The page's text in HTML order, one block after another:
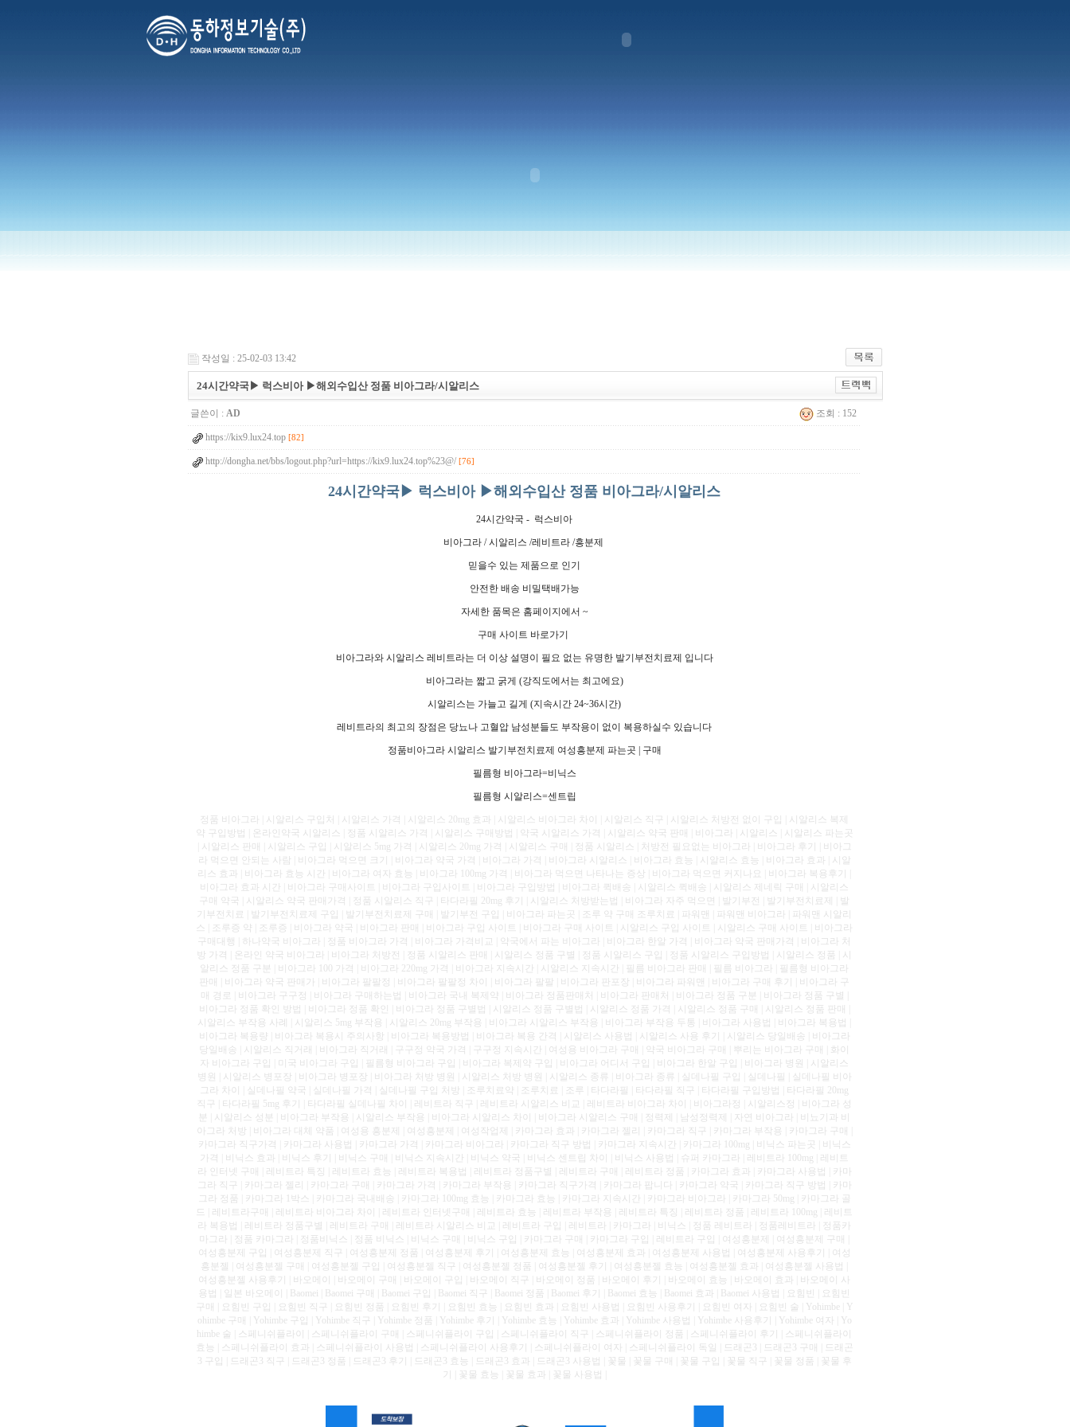
작성일 : 25-02-03 13:42
24시간약국▶ 럭스비아 ▶해외수입산 정품 비아그라/시알리스
글쓴이 : AD 조회 : 152
https://kix9.lux24.top [82]
http://dongha.net/bbs/logout.php?url=https://kix9.lux24.top%23@/ [76]
24시간약국▶ 럭스비아 ▶해외수입산 정품 비아그라/시알리스
24시간약국 - 럭스비아
비아그라 / 시알리스 /레비트라 /흥분제
믿을수 있는 제품으로 인기
안전한 배송 비밀택배가능
자세한 품목은 홈페이지에서 ~
구매 사이트 바로가기
비아그라와 시알리스 레비트라는 더 이상 설명이 필요 없는 유명한 발기부전치료제 입니다
비아그라는 짧고 굵게 (강직도에서는 최고에요)
시알리스는 가늘고 길게 (지속시간 24~36시간)
레비트라의 최고의 장점은 당뇨나 고혈압 남성분들도 부작용이 없이 복용하실수 있습니다
정품비아그라 시알리스 발기부전치료제 여성흥분제 파는곳 | 구매
필름형 비아그라=비닉스
필름형 시알리스=센트립
정품 비아그라 | 시알리스 구입처 | 시알리스 가격 | 시알리스 20mg 효과 | 시알리스 비아그라 차이 | 시알리스 직구 | 시알리스 처방전 없이 구입 | 시알리스 복제
약 구입방법 | 온라인약국 시알리스 | 정품 시알리스 가격 | 시알리스 구매방법 | 약국 시알리스 가격 | 시알리스 약국 판매 | 비아그라 | 시알리스 | 시알리스 파는곳
| 시알리스 판매 | 시알리스 구입 | 시알리스 5mg 가격 | 시알리스 20mg 가격 | 시알리스 구매 | 정품 시알리스 | 처방전 필요없는 비아그라 | 비아그라 후기 | 비아그
라 먹으면 안되는 사람 | 비아그라 먹으면 크기 | 비아그라 약국 가격 | 비아그라 가격 | 비아그라 시알리스 | 비아그라 효능 | 시알리스 효능 | 비아그라 효과 | 시알
리스 효과 | 비아그라 효능 시간 | 비아그라 여자 효능 | 비아그라 100mg 가격 | 비아그라 먹으면 나타나는 증상 | 비아그라 먹으면 커지나요 | 비아그라 복용후기 |
비아그라 효과 시간 | 비아그라 구매사이트 | 비아그라 구입사이트 | 비아그라 구입방법 | 비아그라 퀵배송 | 시알리스 퀵배송 | 시알리스 제네릭 구매 | 시알리스
구매 약국 | 시알리스 약국 판매가격 | 정품 시알리스 직구 | 타다라필 20mg 후기 | 시알리스 처방받는법 | 비아그라 자주 먹으면 | 발기부전 | 발기부전치료제 | 발
기부전치료 | 발기부전치료제 구입 | 발기부전치료제 구매 | 발기부전 구입 | 비아그라 파는곳 | 조루 약 구매 조루치료 | 파워맨 | 파워맨 비아그라 | 파워맨 시알리
스 | 조루증 약 | 조루증 | 비아그라 약국 | 비아그라 판매 | 비아그라 구입 사이트 | 비아그라 구매 사이트 | 시알리스 구입 사이트 | 시알리스 구매 사이트 | 비아그라
구매대행 | 하나약국 비아그라 | 정품 비아그라 가격 | 비아그라 가격비교 | 약국에서 파는 비아그라 | 비아그라 한알 가격 | 비아그라 약국 판매가격 | 비아그라 처
방 가격 | 온라인 약국 비아그라 | 비아그라 처방전 | 정품 시알리스 판매 | 시알리스 정품 구별 | 정품 시알리스 구입 | 정품 시알리스 구입방법 | 시알리스 정품 | 시
알리스 정품 구분 | 비아그라 100 가격 | 비아그라 220mg 가격 | 비아그라 지속시간 | 시알리스 지속시간 | 필름 비아그라 판매 | 필름 비아그라 | 필름형 비아그라
판매 | 비아그라 약국 판매가 | 비아그라 팔팔정 | 비아그라 팔팔정 차이 | 비아그라 팔팔 | 비아그라 판포장 | 비아그라 파워맨 | 비아그라 구매 후기 | 비아그라 구
매 경로 | 비아그라 구구정 | 비아그라 구매하는법 | 비아그라 국내 복제약 | 비아그라 정품판매처 | 비아그라 판매처 | 비아그라 정품 구분 | 비아그라 정품 구별 |
비아그라 정품 확인 방법 | 비아그라 정품 확인 | 비아그라 정품 구별법 | 시알리스 정품 구별법 | 시알리스 정품 가격 | 시알리스 정품 구매 | 시알리스 정품 판매 |
시알리스 부작용 사례 | 시알리스 5mg 부작용 | 시알리스 20mg 부작용 | 비아그라 시알리스 부작용 | 비아그라 부작용 두통 | 비아그라 사용법 | 비아그라 복용법 |
비아그라 복용량 | 비아그라 복용시 주의사항 | 비아그라 복용방법 | 비아그라 복용 간격 | 시알리스 사용법 | 시알리스 사용 후기 | 시알리스 당일배송 | 비아그라
당일배송 | 시알리스 직거래 | 비아그라 직거래 | 구구정 약국 가격 | 구구정 지속시간 | 여성용 비아그라 구매 | 약국 비아그라 구매 | 뿌리는 비아그라 구매 | 화이
자 비아그라 구입 | 미국 비아그라 구입 | 필름형 비아그라 구입 | 비아그라 복제약 구입 | 비아그라 어디서 구입 | 비아그라 한알 구입 | 비아그라 병원 | 시알리스
병원 | 시알리스 병포장 | 비아그라 병포장 | 비아그라 처방 병원 | 시알리스 처방 병원 | 시알리스 종류 | 비아그라 종류 | 실데나필 구입 | 실데나필 | 실데나필 비아
그라 차이 | 실데나필 약국 | 실데나필 가격 | 실데나필 구입 처방 | 조루치료약 | 조루치료 | 조루 | 타다라필 | 타다라필 직구 | 타다라필 구입방법 | 타다라필 20mg
직구 | 타다라필 5mg 후기 | 타다라필 실데나필 차이 | 레비트라 직구 | 레비트라 시알리스 비교 | 레비트라 비아그라 차이 | 비아그라정 | 시알리스정 | 비아그라 성
분 | 시알리스 성분 | 비아그라 부작용 | 시알리스 부작용 | 비아그라 시알리스 차이 | 비아그라 시알리스 구매 | 정력제 | 남성정력제 | 자연 비아그라 | 비뇨기과 비
아그라 처방 | 비아그라 대체 약품 | 여성용 흥분제 | 여성흥분제 | 여성작업제 | 카마그라 효과 | 카마그라 젤리 | 카마그라 직구 | 카마그라 부작용 | 카마그라 구매 |
카마그라 직구가격 | 카마그라 사용법 | 카마그라 가격 | 카마그라 비아그라 | 카마그라 직구 방법 | 카마그라 지속시간 | 카마그라 100mg | 비닉스 파는곳 | 비닉스
가격 | 비닉스 효과 | 비닉스 후기 | 비닉스 구매 | 비닉스 지속시간 | 비닉스 약국 | 비닉스 센트립 차이 | 비닉스 사용법 | 슈퍼 카마그라 | 레비트라 100mg | 레비트
라 인터넷 구매 | 레비트라 특징 | 레비트라 효능 | 레비트라 복용법 | 레비트라 정품구별 | 레비트라 구매 | 레비트라 정품 | 카마그라 효과 | 카마그라 사용법 | 카마
그라 직구 | 카마그라 젤리 | 카마그라 구매 | 카마그라 가격 | 카마그라 부작용 | 카마그라 직구가격 | 카마그라 팝니다 | 카마그라 약국 | 카마그라 직구 방법 | 카마
그라 정품 | 카마그라 1박스 | 카마그라 국내배송 | 카마그라 100mg 효능 | 카마그라 효능 | 카마그라 지속시간 | 카마그라 비아그라 | 카마그라 50mg | 카마그라 골
드 | 레비트라구매 | 레비트라 비아그라 차이 | 레비트라 인터넷구매 | 레비트라 효능 | 레비트라 부작용 | 레비트라 특징 | 레비트라 정품 | 레비트라 100mg | 레비트
라 복용법 | 레비트라 정품구별 | 레비트라 구매 | 레비트라 시알리스 비교 | 레비트라 구입 | 레비트라 | 카마그라 | 비닉스 | 정품 레비트라 | 정품레비트라 | 정품카
마그라 | 정품 카마그라 | 정품비닉스 | 정품 비닉스 | 비닉스 구매 | 비닉스 구입 | 카마그라 구매 | 카마그라 구입 | 레비트라 구입 | 여성흥분제 | 여성흥분제 구매 |
여성흥분제 구입 | 여성흥분제 직구 | 여성흥분제 정품 | 여성흥분제 후기 | 여성흥분제 효능 | 여성흥분제 효과 | 여성흥분제 사용법 | 여성흥분제 사용후기 | 여성
흥분젤 | 여성흥분젤 구매 | 여성흥분젤 구입 | 여성흥분젤 직구 | 여성흥분젤 정품 | 여성흥분젤 후기 | 여성흥분젤 효능 | 여성흥분젤 효과 | 여성흥분젤 사용법 |
여성흥분젤 사용후기 | 바오메이 | 바오메이 구매 | 바오메이 구입 | 바오메이 직구 | 바오메이 정품 | 바오메이 후기 | 바오메이 효능 | 바오메이 효과 | 바오메이 사
용법 | 일본 바오메이 | Baomei | Baomei 구매 | Baomei 구입 | Baomei 직구 | Baomei 정품 | Baomei 후기 | Baomei 효능 | Baomei 효과 | Baomei 사용법 | 요힘빈 | 요힘빈
구매 | 요힘빈 구입 | 요힘빈 직구 | 요힘빈 정품 | 요힘빈 후기 | 요힘빈 효능 | 요힘빈 효과 | 요힘빈 사용법 | 요힘빈 사용후기 | 요힘빈 여자 | 요힘빈 술 | Yohimbe | Y
ohimbe 구매 | Yohimbe 구입 | Yohimbe 직구 | Yohimbe 정품 | Yohimbe 후기 | Yohimbe 효능 | Yohimbe 효과 | Yohimbe 사용법 | Yohimbe 사용후기 | Yohimbe 여자 | Yo
himbe 술 | 스페니쉬플라이 | 스페니쉬플라이 구매 | 스페니쉬플라이 구입 | 스페니쉬플라이 직구 | 스페니쉬플라이 정품 | 스페니쉬플라이 후기 | 스페니쉬플라이
효능 | 스페니쉬플라이 효과 | 스페니쉬플라이 사용법 | 스페니쉬플라이 사용후기 | 스페니쉬플라이 여자 | 스페니쉬플라이 독일 | 드래곤3 | 드래곤3 구매 | 드래곤
3 구입 | 드래곤3 직구 | 드래곤3 정품 | 드래곤3 후기 | 드래곤3 효능 | 드래곤3 효과 | 드래곤3 사용법 | 꽃물 | 꽃물 구매 | 꽃물 구입 | 꽃물 직구 | 꽃물 정품 | 꽃물 후
기 | 꽃물 효능 | 꽃물 효과 | 꽃물 사용법 |